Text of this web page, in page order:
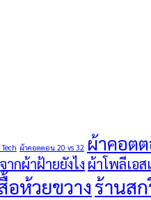
ผ้าคอตตอน 20 vs 32 ผ้าคอต
ากผ้าฝ้ายยังไง ผ้าโพลีเอ
อห้วยขวางร้านส